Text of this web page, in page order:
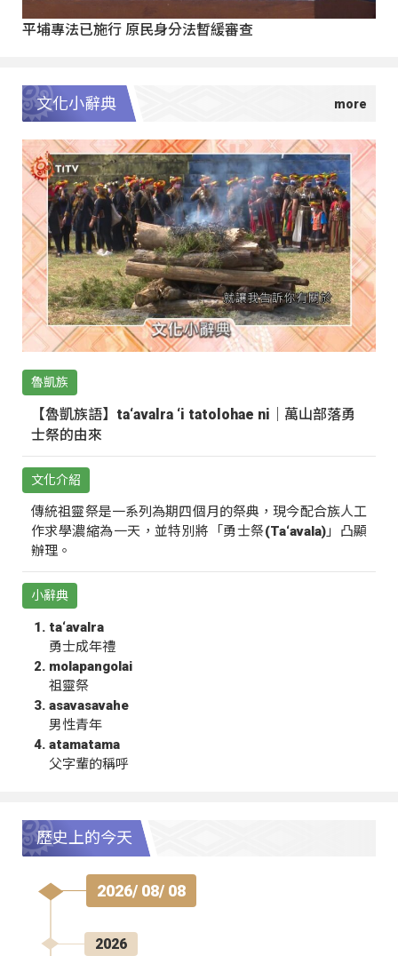
平埔專法已施行 原民身分法暫緩審查
文化小辭典
魯凱族
【魯凱族語】ta‘avalra ‘i tatolohae ni｜萬山部落勇
士祭的由來
文化介紹
傳統祖靈祭是一系列為期四個月的祭典，現今配合族人工
作求學濃縮為一天，並特別將「勇士祭(Ta‘avala)」凸顯
辦理。
小辭典
ta‘avalra
勇士成年禮
molapangolai
祖靈祭
asavasavahe
男性青年
atamatama
父字輩的稱呼
歷史上的今天
2026/ 08/ 08
2026